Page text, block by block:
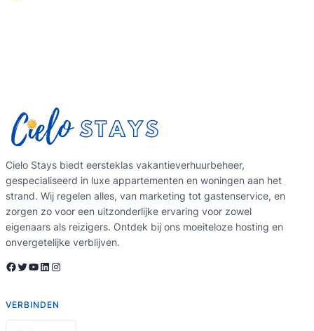
Cielo Stays biedt eersteklas vakantieverhuurbeheer,
gespecialiseerd in luxe appartementen en woningen aan het
strand. Wij regelen alles, van marketing tot gastenservice, en
zorgen zo voor een uitzonderlijke ervaring voor zowel
eigenaars als reizigers. Ontdek bij ons moeiteloze hosting en
onvergetelijke verblijven.
Facebook Twitter YouTube LinkedIn Instagram
VERBINDEN